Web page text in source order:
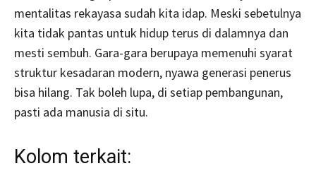
mentalitas rekayasa sudah kita idap. Meski sebetulnya
kita tidak pantas untuk hidup terus di dalamnya dan
mesti sembuh. Gara-gara berupaya memenuhi syarat
struktur kesadaran modern, nyawa generasi penerus
bisa hilang. Tak boleh lupa, di setiap pembangunan,
pasti ada manusia di situ.
Kolom terkait: